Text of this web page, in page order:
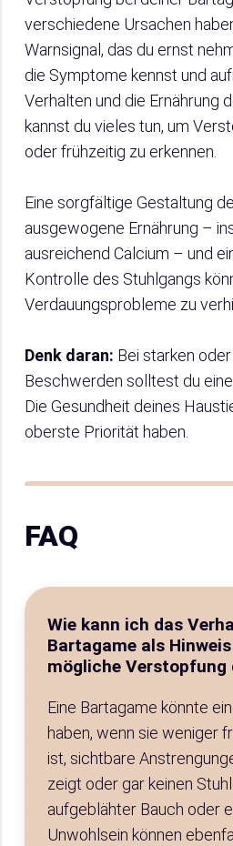
verschiedene Ursachen
Warnsignal, das du ernst
die Symptome kennst und
Verhalten und die Ernährung
kannst du vieles tun, um
oder frühzeitig zu erkennen.
Eine sorgfältige Gestaltung
ausgewogene Ernährung –
ausreichend Calcium – und
Kontrolle des Stuhlgangs
Verdauungsprobleme zu
Denk daran: Bei starken
Beschwerden solltest du
Die Gesundheit deines
oberste Priorität haben.
FAQ
Wie kann ich das
Bartagame als
mögliche Verstopfung
Eine Bartagame könnte
haben, wenn sie weniger
ist, sichtbare
zeigt oder gar keinen
aufgeblähter Bauch oder
Unwohlsein können